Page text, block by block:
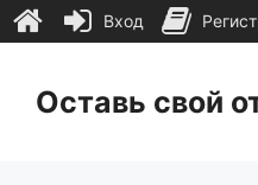
содержимому
Оставь свой
Вход